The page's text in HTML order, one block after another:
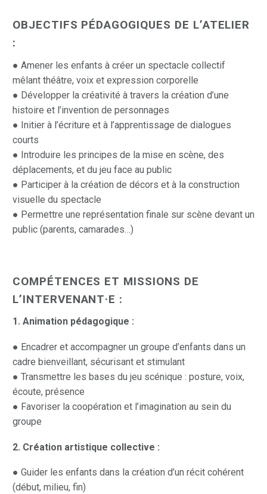
OBJECTIFS PÉDAGOGIQUES DE L’ATELIER
:
● Amener les enfants à créer un spectacle collectif
mêlant théâtre, voix et expression corporelle
● Développer la créativité à travers la création d’une
histoire et l’invention de personnages
● Initier à l’écriture et à l’apprentissage de dialogues
courts
● Introduire les principes de la mise en scène, des
déplacements, et du jeu face au public
● Participer à la création de décors et à la construction
visuelle du spectacle
● Permettre une représentation finale sur scène devant un
public (parents, camarades…)
COMPÉTENCES ET MISSIONS DE
L’INTERVENANT·E :
1. Animation pédagogique :
● Encadrer et accompagner un groupe d’enfants dans un
cadre bienveillant, sécurisant et stimulant
● Transmettre les bases du jeu scénique : posture, voix,
écoute, présence
● Favoriser la coopération et l’imagination au sein du
groupe
2. Création artistique collective :
● Guider les enfants dans la création d’un récit cohérent
(début, milieu, fin)